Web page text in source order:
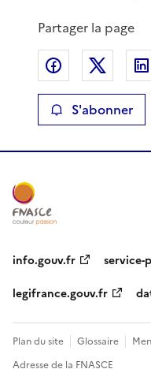
Partager la page
Partager sur
S'abonner
info.gouv.fr
service-
legifrance.gouv.fr
Plan du site Glossaire
Adresse de la FNASCE